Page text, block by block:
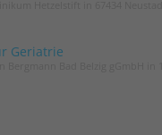
Geriatrie